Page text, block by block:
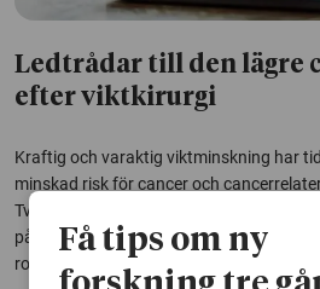
Ledtrådar till den lägre
efter viktkirurgi
Kraftig och varaktig viktminskning har
minskad risk för cancer och
Två nya studier ger nu ledtrådar till
på att kön, ämnesomsättning och
roll.
Få tips om ny